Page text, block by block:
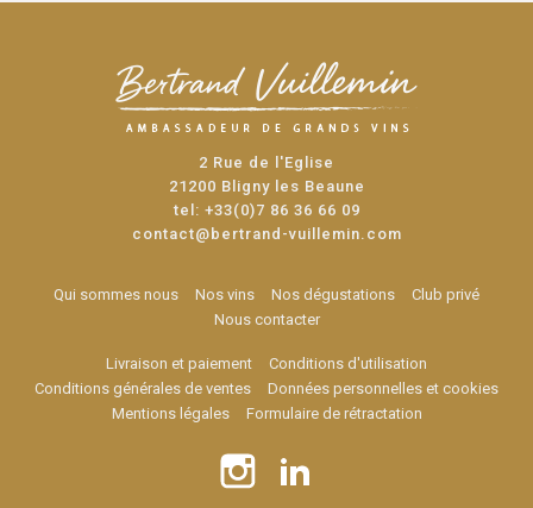
2 Rue de l'Eglise
21200 Bligny les Beaune
tel: +33(0)7 86 36 66 09
contact@bertrand-vuillemin.com
Qui sommes nous Nos vins Nos dégustations
Club privé
Nous contacter
Livraison et paiement
Conditions d'utilisation
Conditions générales de ventes
Données personnelles et cookies
Mentions légales
Formulaire de rétractation